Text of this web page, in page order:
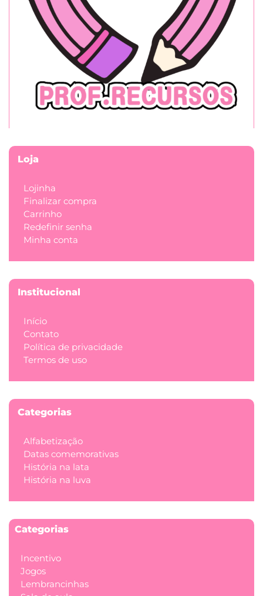
Loja
Lojinha
Finalizar compra
Carrinho
Redefinir senha
Minha conta
Institucional
Início
Contato
Política de privacidade
Termos de uso
Categorias
Alfabetização
Datas comemorativas
História na lata
História na luva
Categorias
Incentivo
Jogos
Lembrancinhas